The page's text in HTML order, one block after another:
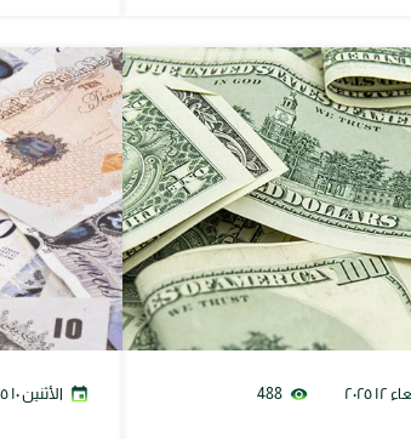
488 ٢٠٢٥ الأثنين ١٠ ٢٠٢٥